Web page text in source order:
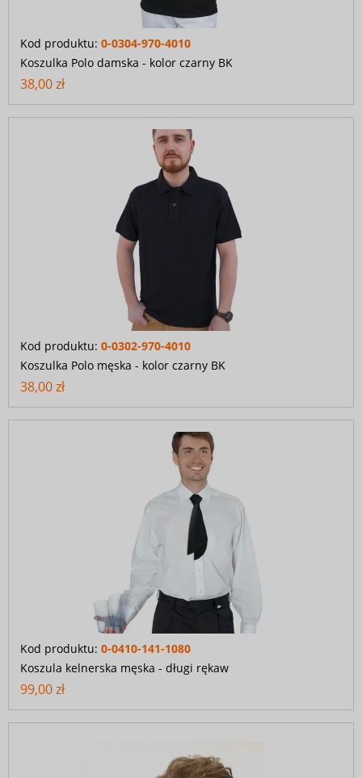
Kod produktu: 0-0304-970-4010
Koszulka Polo damska - kolor czarny BK
38,00 zł
Kod produktu: 0-0302-970-4010
Koszulka Polo męska - kolor czarny BK
38,00 zł
Kod produktu: 0-0410-141-1080
Koszula kelnerska męska - długi rękaw
99,00 zł